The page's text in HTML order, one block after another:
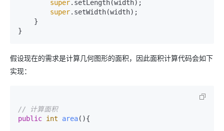
super.setLength(width);
super.setWidth(width);
假设现在的需求是计算几何图形的面积，因此面积计算代码会如下
实现：
// 计算面积
public int area(){